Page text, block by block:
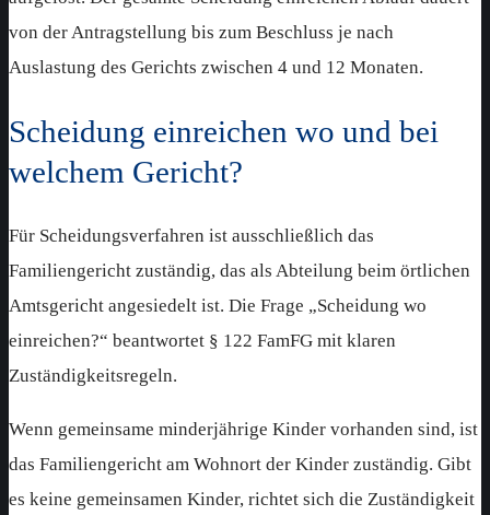
von der Antragstellung bis zum Beschluss je nach
Auslastung des Gerichts zwischen 4 und 12 Monaten.
Scheidung einreichen wo und bei
welchem Gericht?
Für Scheidungsverfahren ist ausschließlich das
Familiengericht zuständig, das als Abteilung beim örtlichen
Amtsgericht angesiedelt ist. Die Frage „Scheidung wo
einreichen?“ beantwortet § 122 FamFG mit klaren
Zuständigkeitsregeln.
Wenn gemeinsame minderjährige Kinder vorhanden sind, ist
das Familiengericht am Wohnort der Kinder zuständig. Gibt
es keine gemeinsamen Kinder, richtet sich die Zuständigkeit